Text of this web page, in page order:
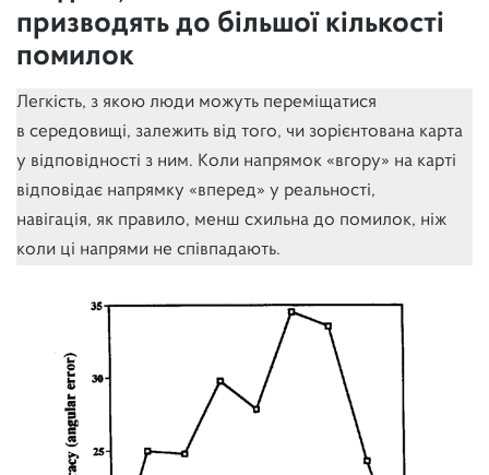
призводять до більшої кількості
помилок
Легкість, з якою люди можуть переміщатися
в середовищі, залежить від того, чи зорієнтована карта
у відповідності з ним. Коли напрямок «вгору» на карті
відповідає напрямку «вперед» у реальності,
навігація, як правило, менш схильна до помилок, ніж
коли ці напрями не співпадають.